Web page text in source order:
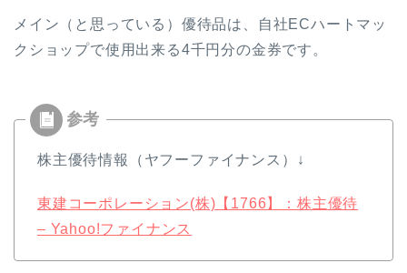
メイン（と思っている）優待品は、自社ECハートマッ
クショップで使用出来る4千円分の金券です。
株主優待情報（ヤフーファイナンス）↓
東建コーポレーション(株)【1766】：株主優待
– Yahoo!ファイナンス